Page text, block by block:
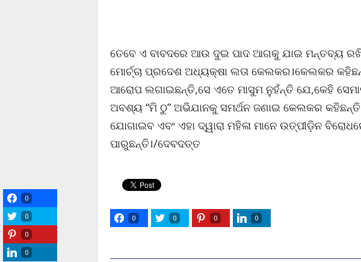
ତେବେ ଏ ବାବଦରେ ଆଉ ଦୁଇ ପାଦ ଆଗକୁ ଯାଇ ମନ୍ତବ୍ୟ
ମୋର୍ଚ୍ଚା ପ୍ରଦେଶ ଅଧ୍ୟକ୍ଷା ଲତା କେଲକର।କେଲକର
ଆରୋପ ଲଗାଇଛନ୍ତି,ସେ ଏତେ ମାସୁମ ନୁହଁନ୍ତି ଯେ,କେହି
ଅବଶ୍ୟ “ମି ଠୁ” ଅଭିଯାନକୁ ସମର୍ଥନ ଜଣାଇ କେଲକର କହିଛନ୍ତି
ଯୋଗାଇବ ଏବଂ ଏହା ଦ୍ୱାରା ମହିଳା ମାନେ ଉତ୍ପୀଡ଼ିନ
ପାରୁଛନ୍ତି।/ଦେବଦତ୍ତ
0 0 0 0
0
0
0
0